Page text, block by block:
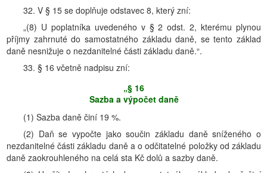
32. V § 15 se doplňuje odstavec 8, který zní:
„(8) U poplatníka uvedeného v § 2 odst. 2, kterému plynou
příjmy zahrnuté do samostatného základu daně, se tento základ
daně nesnižuje o nezdanitelné části základu daně.“.
33. § 16 včetně nadpisu zní:
„§ 16
Sazba a výpočet daně
(1) Sazba daně činí 19 %.
(2) Daň se vypočte jako součin základu daně sníženého o
nezdanitelné části základu daně a o odčitatelné položky od základu
daně zaokrouhleného na celá sta Kč dolů a sazby daně.